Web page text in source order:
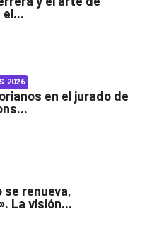
2026
en el jurado de
se renueva,
La visión...